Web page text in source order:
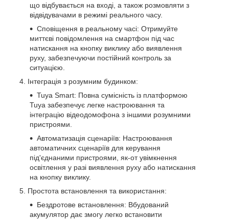
що відбувається на вході, а також розмовляти з
відвідувачами в режимі реального часу.
Сповіщення в реальному часі: Отримуйте
миттєві повідомлення на смартфон під час
натискання на кнопку виклику або виявлення
руху, забезпечуючи постійний контроль за
ситуацією.
Інтеграція з розумним будинком:
Tuya Smart: Повна сумісність із платформою
Tuya забезпечує легке настроювання та
інтеграцію відеодомофона з іншими розумними
пристроями.
Автоматизація сценаріїв: Настроювання
автоматичних сценаріїв для керування
під'єднаними пристроями, як-от увімкнення
освітлення у разі виявлення руху або натискання
на кнопку виклику.
Простота встановлення та використання:
Бездротове встановлення: Вбудований
акумулятор дає змогу легко встановити